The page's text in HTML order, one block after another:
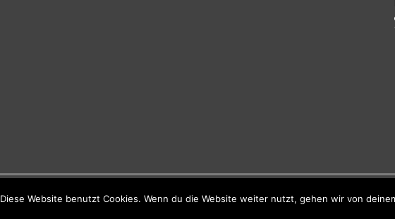
Diese Website benutzt Cookies. Wenn du die Website weiter nutzt, gehen wir von